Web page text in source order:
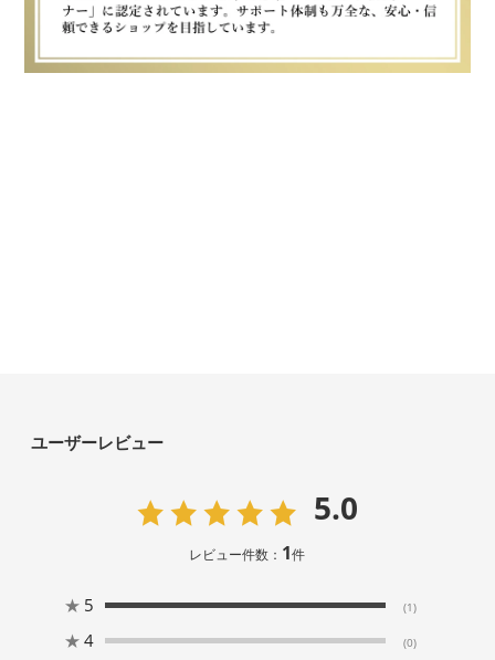
ユーザーレビュー
5.0
レビュー件数： 1件
★ 5 (1)
★ 4 (0)